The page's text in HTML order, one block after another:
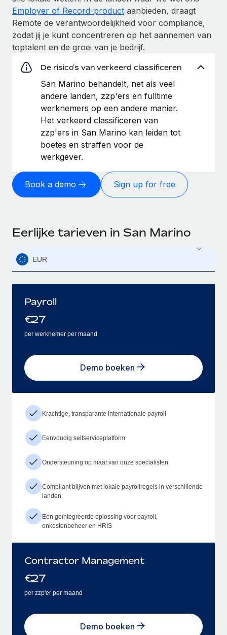
Employer of Record-product aanbieden, draagt
Remote de verantwoordelijkheid voor compliance,
zodat jij je kunt concentreren op het aannemen van
toptalent en de groei van je bedrijf.
De risico's van verkeerd classificeren
San Marino behandelt, net als veel
andere landen, zzp'ers en fulltime
werknemers op een andere manier.
Het verkeerd classificeren van
zzp'ers in San Marino kan leiden tot
boetes en straffen voor de
werkgever.
Book a demo Sign up for free
Eerlijke tarieven in San Marino
EUR
Payroll
€27
per werknemer per maand
Demo boeken
Krachtige, transparante internationale payroll
Eenvoudig selfserviceplatform
Ondersteuning op maat van onze specialisten
Compliant blijven met lokale payrollregels in verschillende
landen
Een geïntegreerde oplossing voor payroll,
onkostenbeheer en HRIS
Contractor Management
€27
per zzp'er per maand
Demo boeken